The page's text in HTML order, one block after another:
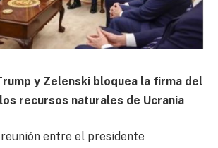
y Zelenski bloquea la firma del
recursos naturales de Ucrania
reunión entre el presidente